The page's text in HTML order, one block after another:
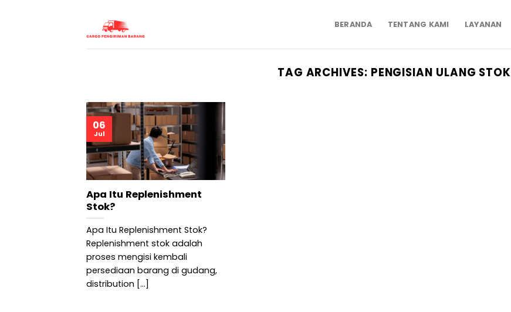
BERANDA TENTANG KAMI LAYANAN
TAG ARCHIVES: PENGISIAN ULANG STOK
Apa Itu Replenishment
Stok?
Apa Itu Replenishment Stok?
Replenishment stok adalah
proses mengisi kembali
persediaan barang di gudang,
distribution [...]
06
Jul